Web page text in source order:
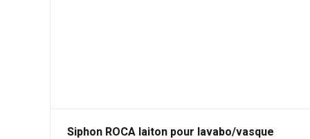
Siphon ROCA laiton pour lavabo/vasque